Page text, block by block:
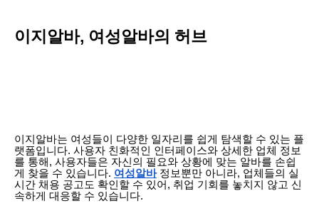
이지알바, 여성알바의 허브
이지알바는 여성들이 다양한 일자리를 쉽게 탐색할 수 있는 플
랫폼입니다. 사용자 친화적인 인터페이스와 상세한 업체 정보
를 통해, 사용자들은 자신의 필요와 상황에 맞는 알바를 손쉽
게 찾을 수 있습니다. 여성알바정보뿐만 아니라, 업체들의 실
시간 채용 공고도 확인할 수 있어, 취업 기회를 놓치지 않고 신
속하게 대응할 수 있습니다.